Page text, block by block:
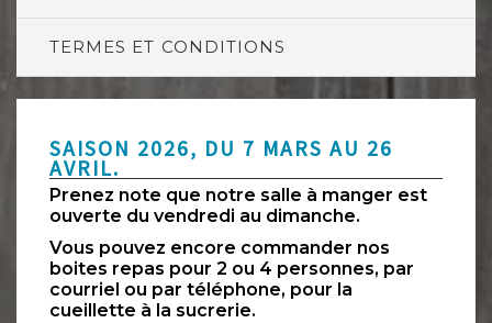
TERMES ET CONDITIONS
SAISON 2026, DU 7 MARS AU 26
AVRIL.
Prenez note que notre salle à manger est
ouverte du vendredi au dimanche.
Vous pouvez encore commander nos
boites repas pour 2 ou 4 personnes, par
courriel ou par téléphone, pour la
cueillette à la sucrerie.